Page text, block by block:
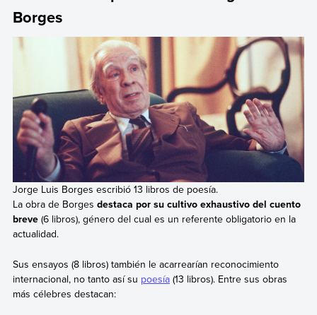
Borges
Jorge Luis Borges escribió 13 libros de poesía.
La obra de Borges destaca por su cultivo exhaustivo del cuento
breve(6 libros), género del cual es un referente obligatorio en la
actualidad.
Sus ensayos (8 libros) también le acarrearían reconocimiento
internacional, no tanto así su poesía(13 libros). Entre sus obras
más célebres destacan: